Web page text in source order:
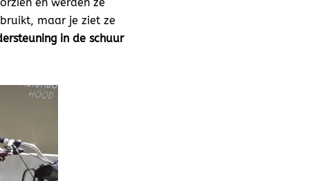
maar je ziet ze
in de schuur